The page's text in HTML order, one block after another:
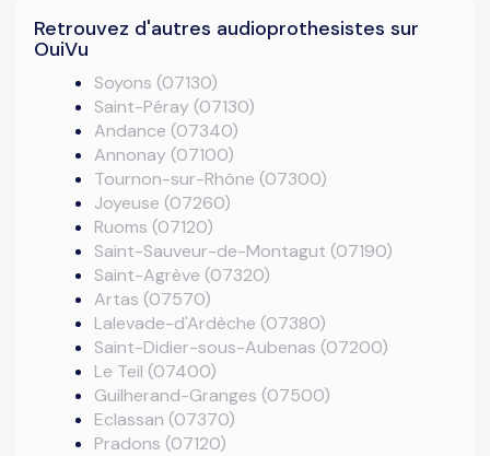
Retrouvez d'autres audioprothesistes sur
OuiVu
Soyons (07130)
Saint-Péray (07130)
Andance (07340)
Annonay (07100)
Tournon-sur-Rhône (07300)
Joyeuse (07260)
Ruoms (07120)
Saint-Sauveur-de-Montagut (07190)
Saint-Agrève (07320)
Artas (07570)
Lalevade-d'Ardèche (07380)
Saint-Didier-sous-Aubenas (07200)
Le Teil (07400)
Guilherand-Granges (07500)
Eclassan (07370)
Pradons (07120)